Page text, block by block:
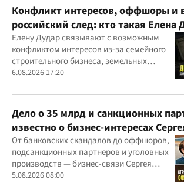
Конфликт интересов, оффшоры и
российский след: кто такая Елена
Елену Дудар связывают с возможным
конфликтом интересов из-за семейного
строительного бизнеса, земельных
скандалов, судебных дел
6.08.2026 17:20
Дело о 35 млрд и санкционных
известно о бизнес-интересах
"Родовид Банка" до "ФАРМАСЕЛ"
От банковских скандалов до оффшоров,
подсанкционных партнеров и уголовных
производств — бизнес-связи Сергея
Дядечко до сих пор простираются через
5.08.2026 08:00